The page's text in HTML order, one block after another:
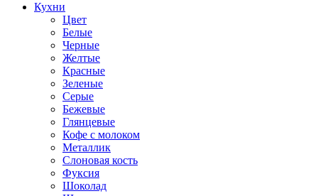
Кухни
Цвет
Белые
Черные
Желтые
Красные
Зеленые
Серые
Бежевые
Глянцевые
Кофе с молоком
Металлик
Слоновая кость
Фуксия
Шоколад